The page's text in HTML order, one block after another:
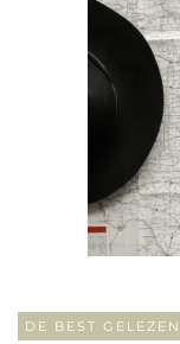
DE BEST